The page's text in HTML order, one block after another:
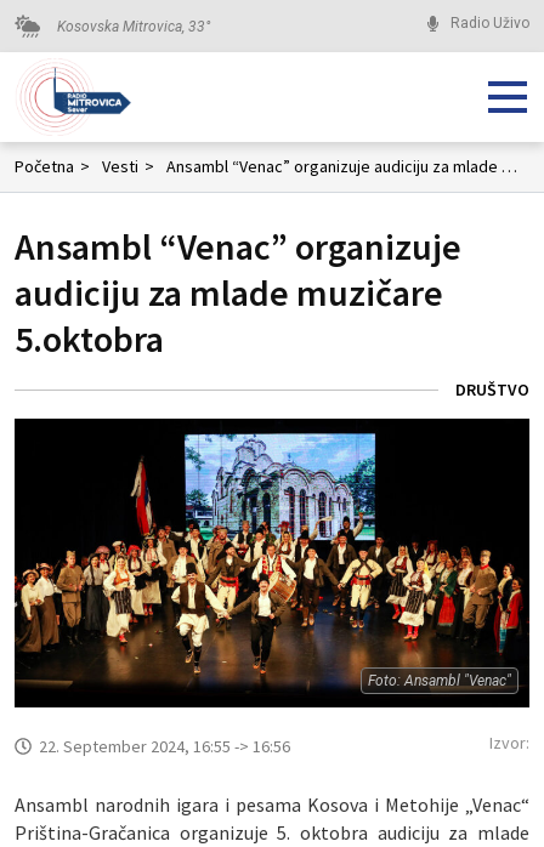
Kosovska Mitrovica, 33° Radio Uživo
Početna > Vesti > Ansambl “Venac” organizuje audiciju za mlade muzičare 5.oktobra
Ansambl “Venac” organizuje
audiciju za mlade muzičare
5.oktobra
DRUŠTVO
Foto: Ansambl "Venac"
22. September 2024, 16:55 -> 16:56 Izvor:
Ansambl narodnih igara i pesama Kosova i Metohije „Venac“
Priština-Gračanica organizuje 5. oktobra audiciju za mlade